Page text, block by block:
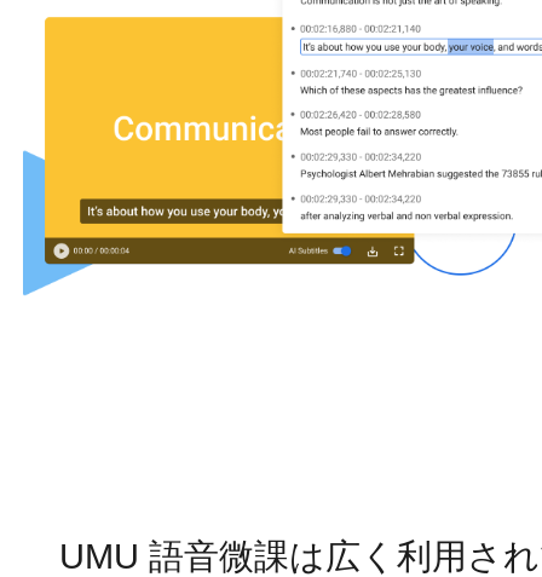
UMU 語音微課は広く利用さ